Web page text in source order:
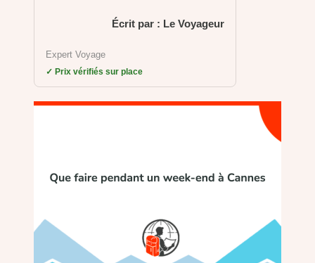
Écrit par : Le Voyageur
Expert Voyage
✓ Prix vérifiés sur place